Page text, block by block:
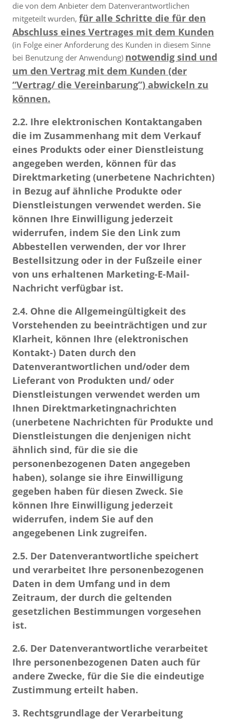
die von dem Anbieter dem Datenverantwortlichen
mitgeteilt wurden, für alle Schritte die für den
Abschluss eines Vertrages mit dem Kunden
(in Folge einer Anforderung des Kunden in diesem Sinne
bei Benutzung der Anwendung) notwendig sind und
um den Vertrag mit dem Kunden (der
“Vertrag/ die Vereinbarung”) abwickeln zu
können.
2.2. Ihre elektronischen Kontaktangaben
die im Zusammenhang mit dem Verkauf
eines Produkts oder einer Dienstleistung
angegeben werden, können für das
Direktmarketing (unerbetene Nachrichten)
in Bezug auf ähnliche Produkte oder
Dienstleistungen verwendet werden. Sie
können Ihre Einwilligung jederzeit
widerrufen, indem Sie den Link zum
Abbestellen verwenden, der vor Ihrer
Bestellsitzung oder in der Fußzeile einer
von uns erhaltenen Marketing-E-Mail-
Nachricht verfügbar ist.
2.4. Ohne die Allgemeingültigkeit des
Vorstehenden zu beeinträchtigen und zur
Klarheit, können Ihre (elektronischen
Kontakt-) Daten durch den
Datenverantwortlichen und/oder dem
Lieferant von Produkten und/ oder
Dienstleistungen verwendet werden um
Ihnen Direktmarketingnachrichten
(unerbetene Nachrichten für Produkte und
Dienstleistungen die denjenigen nicht
ähnlich sind, für die sie die
personenbezogenen Daten angegeben
haben), solange sie ihre Einwilligung
gegeben haben für diesen Zweck. Sie
können Ihre Einwilligung jederzeit
widerrufen, indem Sie auf den
angegebenen Link zugreifen.
2.5. Der Datenverantwortliche speichert
und verarbeitet Ihre personenbezogenen
Daten in dem Umfang und in dem
Zeitraum, der durch die geltenden
gesetzlichen Bestimmungen vorgesehen
ist.
2.6. Der Datenverantwortliche verarbeitet
Ihre personenbezogenen Daten auch für
andere Zwecke, für die Sie die eindeutige
Zustimmung erteilt haben.
3. Rechtsgrundlage der Verarbeitung